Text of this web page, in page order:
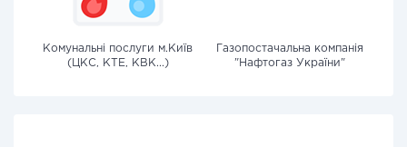
Комунальні послуги м.Київ
(ЦКС, КТЕ, КВК...)
Газопостачальна компанія
"Нафтогаз України"